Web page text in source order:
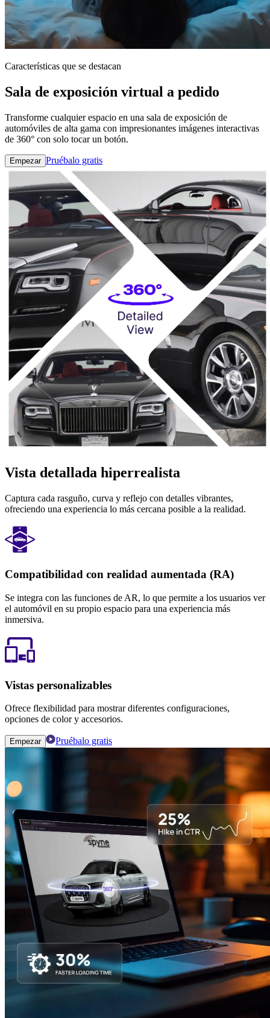
Características que se destacan
Sala de exposición virtual a pedido
Transforme cualquier espacio en una sala de exposición de
automóviles de alta gama con impresionantes imágenes interactivas
de 360° con solo tocar un botón.
Empezar Pruébalo gratis
Vista detallada hiperrealista
Captura cada rasguño, curva y reflejo con detalles vibrantes,
ofreciendo una experiencia lo más cercana posible a la realidad.
Compatibilidad con realidad aumentada (RA)
Se integra con las funciones de AR, lo que permite a los usuarios ver
el automóvil en su propio espacio para una experiencia más
inmersiva.
Vistas personalizables
Ofrece flexibilidad para mostrar diferentes configuraciones,
opciones de color y accesorios.
Empezar Pruébalo gratis